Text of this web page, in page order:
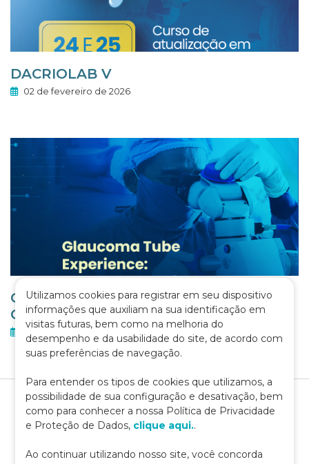
DACRIOLAB V
02 de fevereiro de 2026
GLAUCOMA TUBE EXPERIENCE –
CURSO
02 de fevereiro de 2026
Utilizamos cookies para registrar em seu dispositivo
informações que auxiliam na sua identificação em
visitas futuras, bem como na melhoria do
desempenho e da usabilidade do site, de acordo com
suas preferências de navegação.
Para entender os tipos de cookies que utilizamos, a
possibilidade de sua configuração e desativação, bem
como para conhecer a nossa Política de Privacidade
e Proteção de Dados, clique aqui..
Ao continuar utilizando nosso site, você concorda